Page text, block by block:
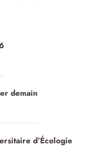
demain
d’Écologie